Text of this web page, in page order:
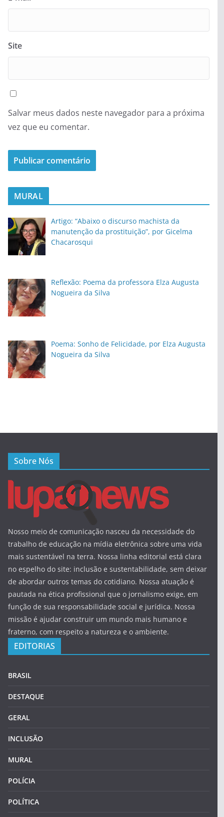
Site
Salvar meus dados neste navegador para a próxima
vez que eu comentar.
MURAL
Artigo: “Abaixo o discurso machista da
manutenção da prostituição”, por Gicelma
Chacarosqui
Reflexão: Poema da professora Elza Augusta
Nogueira da Silva
Poema: Sonho de Felicidade, por Elza Augusta
Nogueira da Silva
Sobre Nós
Nosso meio de comunicação nasceu da necessidade do
trabalho de educação na mídia eletrônica sobre uma vida
mais sustentável na terra. Nossa linha editorial está clara
no espelho do site: inclusão e sustentabilidade, sem deixar
de abordar outros temas do cotidiano. Nossa atuação é
pautada na ética profissional que o jornalismo exige, em
função de sua responsabilidade social e jurídica. Nossa
missão é ajudar construir um mundo mais humano e
fraterno, com respeito a natureza e o ambiente.
EDITORIAS
BRASIL
DESTAQUE
GERAL
INCLUSÃO
MURAL
POLÍCIA
POLÍTICA